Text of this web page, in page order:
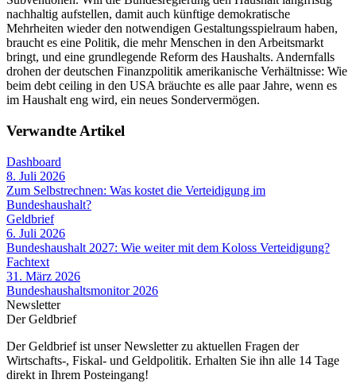
nachhaltig aufstellen, damit auch künftige demokratische
Mehrheiten wieder den notwendigen Gestaltungsspielraum haben,
braucht es eine Politik, die mehr Menschen in den Arbeitsmarkt
bringt, und eine grundlegende Reform des Haushalts. Andernfalls
drohen der deutschen Finanzpolitik amerikanische Verhältnisse: Wie
beim debt ceiling in den USA bräuchte es alle paar Jahre, wenn es
im Haushalt eng wird, ein neues Sondervermögen.
Verwandte Artikel
Dashboard
8. Juli 2026
Zum Selbstrechnen: Was kostet die Verteidigung im
Bundeshaushalt?
Geldbrief
6. Juli 2026
Bundeshaushalt 2027: Wie weiter mit dem Koloss Verteidigung?
Fachtext
31. März 2026
Bundeshaushaltsmonitor 2026
Newsletter
Der Geldbrief
Der Geldbrief ist unser Newsletter zu aktuellen Fragen der
Wirtschafts-, Fiskal- und Geldpolitik. Erhalten Sie ihn alle 14 Tage
direkt in Ihrem Posteingang!